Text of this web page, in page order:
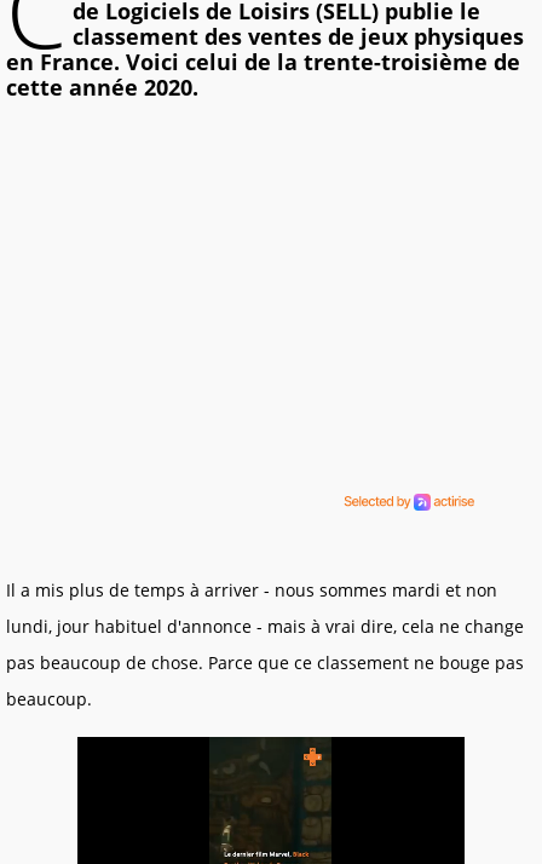
de Logiciels de Loisirs (SELL) publie le
classement des ventes de jeux physiques
en France. Voici celui de la trente-troisième de
cette année 2020.
Il a mis plus de temps à arriver - nous sommes mardi et non
lundi, jour habituel d'annonce - mais à vrai dire, cela ne change
pas beaucoup de chose. Parce que ce classement ne bouge pas
beaucoup.